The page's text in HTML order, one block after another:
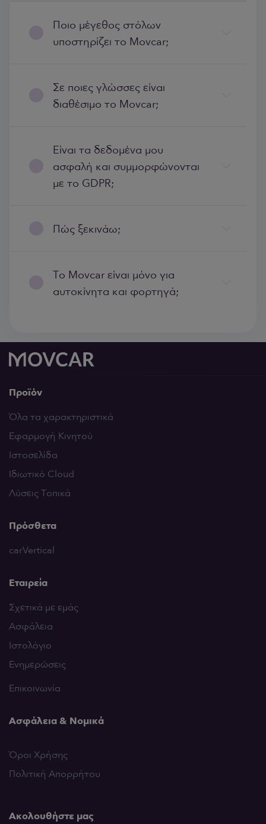
Ποιο μέγεθος στόλων
υποστηρίζει το Movcar;
Σε ποιες γλώσσες είναι
διαθέσιμο το Movcar;
Είναι τα δεδομένα μου
ασφαλή και συμμορφώνονται
με το GDPR;
Πώς ξεκινάω;
Το Movcar είναι μόνο για
αυτοκίνητα και φορτηγά;
Προϊόν
Όλα τα χαρακτηριστικά
Εφαρμογή Κινητού
Ιστοσελίδα
Ιδιωτικό Cloud
Λύσεις Τοπικά
Πρόσθετα
carVertical
Εταιρεία
Σχετικά με εμάς
Ασφάλεια
Ιστολόγιο
Ενημερώσεις
Επικοινωνία
Ασφάλεια & Νομικά
Όροι Χρήσης
Πολιτική Απορρήτου
Ακολουθήστε μας